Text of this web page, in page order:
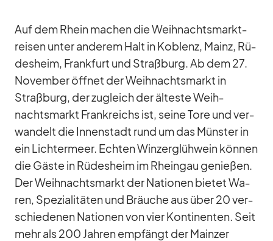
Auf dem Rhein ma­chen die Weih­nachts­markt­
rei­sen un­ter an­de­rem Halt in Ko­blenz, Mainz, Rü­
des­heim, Frank­furt und Straß­burg. Ab dem 27.
No­vem­ber öff­net der Weih­nachts­markt in
Straß­burg, der zu­gleich der äl­teste Weih­
nachts­markt Frank­reichs ist, seine Tore und ver­
wan­delt die In­nen­stadt rund um das Müns­ter in
ein Lich­ter­meer. Ech­ten Win­zer­glüh­wein kön­nen
die Gäste in Rü­des­heim im Rhein­gau ge­nie­ßen.
Der Weih­nachts­markt der Na­tio­nen bie­tet Wa­
ren, Spe­zia­li­tä­ten und Bräu­che aus über 20 ver­
schie­de­nen Na­tio­nen von vier Kon­ti­nen­ten. Seit
mehr als 200 Jah­ren emp­fängt der Main­zer